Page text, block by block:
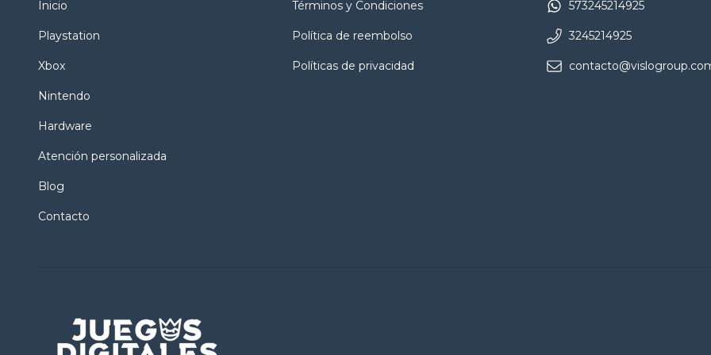
Inicio
Playstation
Xbox
Nintendo
Hardware
Atención personalizada
Blog
Contacto
Términos y Condiciones
Política de reembolso
Políticas de privacidad
573245214925
3245214925